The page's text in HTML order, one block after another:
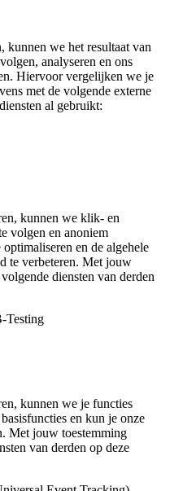
kunnen we het resultaat van
analyseren en ons
Hiervoor vergelijken we je
met de volgende externe
al gebruikt:
kunnen we klik- en
volgen en anoniem
en de algehele
te verbeteren. Met jouw
diensten van derden
Testing
kunnen we je functies
en kun je onze
Met jouw toestemming
van derden op deze